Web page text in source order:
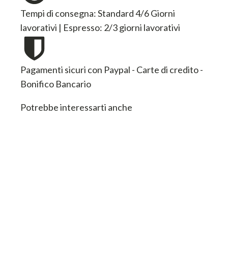
Tempi di consegna: Standard 4/6 Giorni
lavorativi | Espresso: 2/3 giorni lavorativi
Pagamenti sicuri con Paypal - Carte di credito -
Bonifico Bancario
Potrebbe interessarti anche